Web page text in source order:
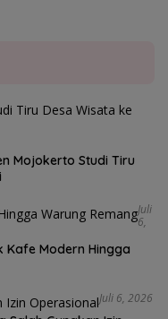
Mojokerto Studi Tiru
Juli
6,
Kafe Modern Hingga
Juli 6, 2026